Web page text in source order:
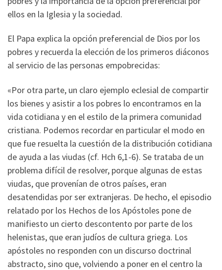
ellos en la Iglesia y la sociedad.
El Papa explica la opción preferencial de Dios por los
pobres y recuerda la elección de los primeros diáconos
al servicio de las personas empobrecidas:
«Por otra parte, un claro ejemplo eclesial de compartir
los bienes y asistir a los pobres lo encontramos en la
vida cotidiana y en el estilo de la primera comunidad
cristiana. Podemos recordar en particular el modo en
que fue resuelta la cuestión de la distribución cotidiana
de ayuda a las viudas (cf. Hch 6,1-6). Se trataba de un
problema difícil de resolver, porque algunas de estas
viudas, que provenían de otros países, eran
desatendidas por ser extranjeras. De hecho, el episodio
relatado por los Hechos de los Apóstoles pone de
manifiesto un cierto descontento por parte de los
helenistas, que eran judíos de cultura griega. Los
apóstoles no responden con un discurso doctrinal
abstracto, sino que, volviendo a poner en el centro la